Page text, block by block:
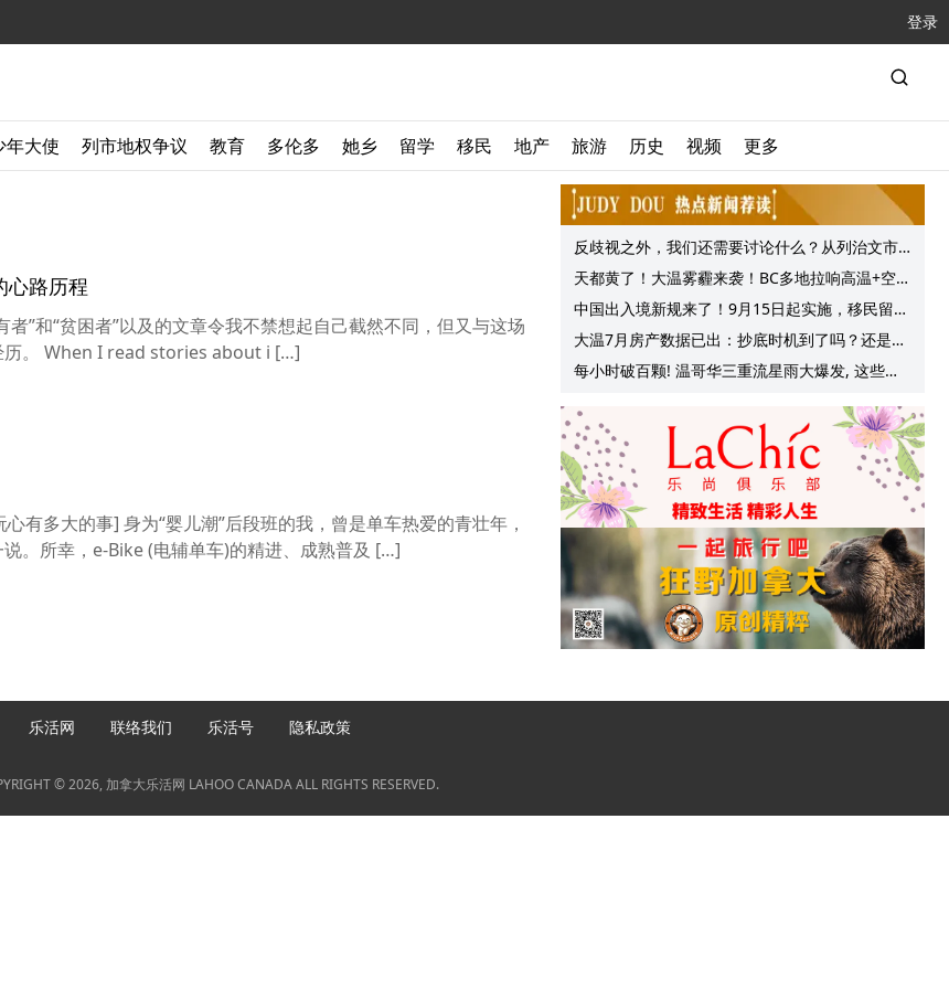
登录
年大使 列市地权争议 教育 多伦多 她乡 留学 移民 地产 旅游 历史 视频 更多
心路历程
”和“贫困者”以及的文章令我不禁想起自己截然不同，但又与这场
历。 When I read stories about i […]
有多大的事] 身为“婴儿潮”后段班的我，曾是单车热爱的青壮年，
。所幸，e-Bike (电辅单车)的精进、成熟普及 […]
反歧视之外，我们还需要讨论什么？从列治文市
议会一项动议谈起
天都黄了！大温雾霾来袭！BC多地拉响高温+空气
质量预警 最高可达35°C！
中国出入境新规来了！9月15日起实施，移民留学
中介迎来最强监管！
大温7月房产数据已出：抄底时机到了吗？还是再
等等？他们这么建议的
每小时破百颗! 温哥华三重流星雨大爆发, 这些最
乐活网 联络我们 乐活号 隐私政策
© 2026, 加拿大乐活网 LAHOO CANADA ALL RIGHTS RESERVED.